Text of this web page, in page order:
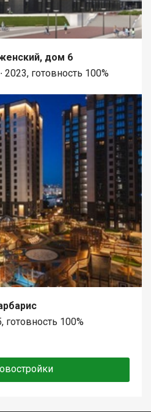
дом 6
готовность 100%
готовность 100%